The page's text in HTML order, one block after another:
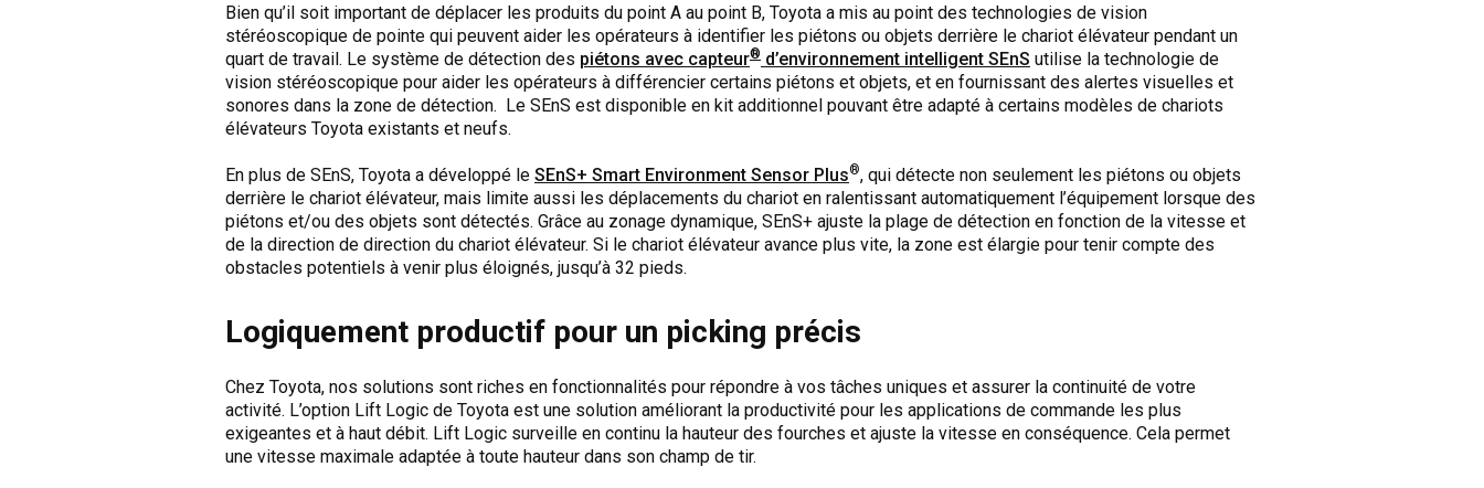
Bien qu’il soit important de déplacer les produits du point A au point B, Toyota a mis au point des technologies de vision
stéréoscopique de pointe qui peuvent aider les opérateurs à identifier les piétons ou objets derrière le chariot élévateur pendant un
quart de travail. Le système de détection des piétons avec capteur® d’environnement intelligent SEnS utilise la technologie de
vision stéréoscopique pour aider les opérateurs à différencier certains piétons et objets, et en fournissant des alertes visuelles et
sonores dans la zone de détection. Le SEnS est disponible en kit additionnel pouvant être adapté à certains modèles de chariots
élévateurs Toyota existants et neufs.
En plus de SEnS, Toyota a développé le SEnS+ Smart Environment Sensor Plus®, qui détecte non seulement les piétons ou objets
derrière le chariot élévateur, mais limite aussi les déplacements du chariot en ralentissant automatiquement l’équipement lorsque des
piétons et/ou des objets sont détectés. Grâce au zonage dynamique, SEnS+ ajuste la plage de détection en fonction de la vitesse et
de la direction de direction du chariot élévateur. Si le chariot élévateur avance plus vite, la zone est élargie pour tenir compte des
obstacles potentiels à venir plus éloignés, jusqu’à 32 pieds.
Logiquement productif pour un picking précis
Chez Toyota, nos solutions sont riches en fonctionnalités pour répondre à vos tâches uniques et assurer la continuité de votre
activité. L’option Lift Logic de Toyota est une solution améliorant la productivité pour les applications de commande les plus
exigeantes et à haut débit. Lift Logic surveille en continu la hauteur des fourches et ajuste la vitesse en conséquence. Cela permet
une vitesse maximale adaptée à toute hauteur dans son champ de tir.